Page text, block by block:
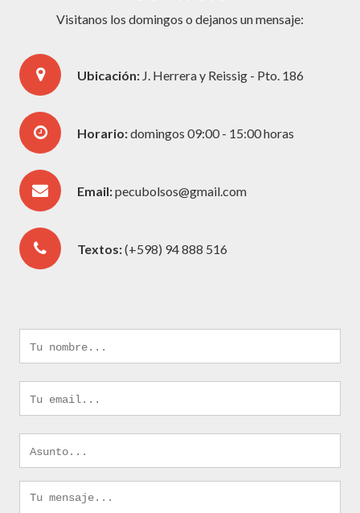
Visitanos los domingos o dejanos un mensaje:
Ubicación: J. Herrera y Reissig - Pto. 186
Horario:domingos 09:00 - 15:00 horas
Email:pecubolsos@gmail.com
Textos:(+598) 94 888 516